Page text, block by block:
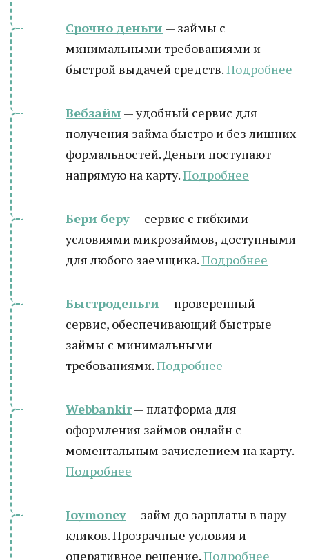
Срочно деньги — займы с
минимальными требованиями и
быстрой выдачей средств.Подробнее
Вебзайм — удобный сервис для
получения займа быстро и без лишних
формальностей. Деньги поступают
напрямую на карту.Подробнее
Бери беру— сервис с гибкими
условиями микрозаймов, доступными
для любого заемщика.Подробнее
Быстроденьги — проверенный
сервис, обеспечивающий быстрые
займы с минимальными
требованиями.Подробнее
Webbankir— платформа для
оформления займов онлайн с
моментальным зачислением на карту.
Подробнее
Joymoney— займ до зарплаты в пару
кликов. Прозрачные условия и
оперативное решение.Подробнее